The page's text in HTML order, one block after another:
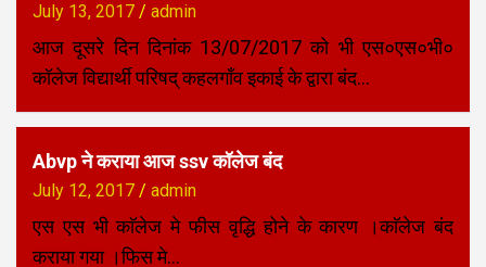
July 13, 2017 admin
आज दूसरे दिन दिनांक 13/07/2017 को भी एस०एस०भी०
कॉलेज विद्यार्थी परिषद् कहलगाँव इकाई के द्वारा बंद…
Abvp ने कराया आज ssv कॉलेज बंद
July 12, 2017 admin
एस एस भी काॅलेज मे फीस वृद्धि होने के कारण ।काॅलेज बंद
कराया गया ।फिस मे…